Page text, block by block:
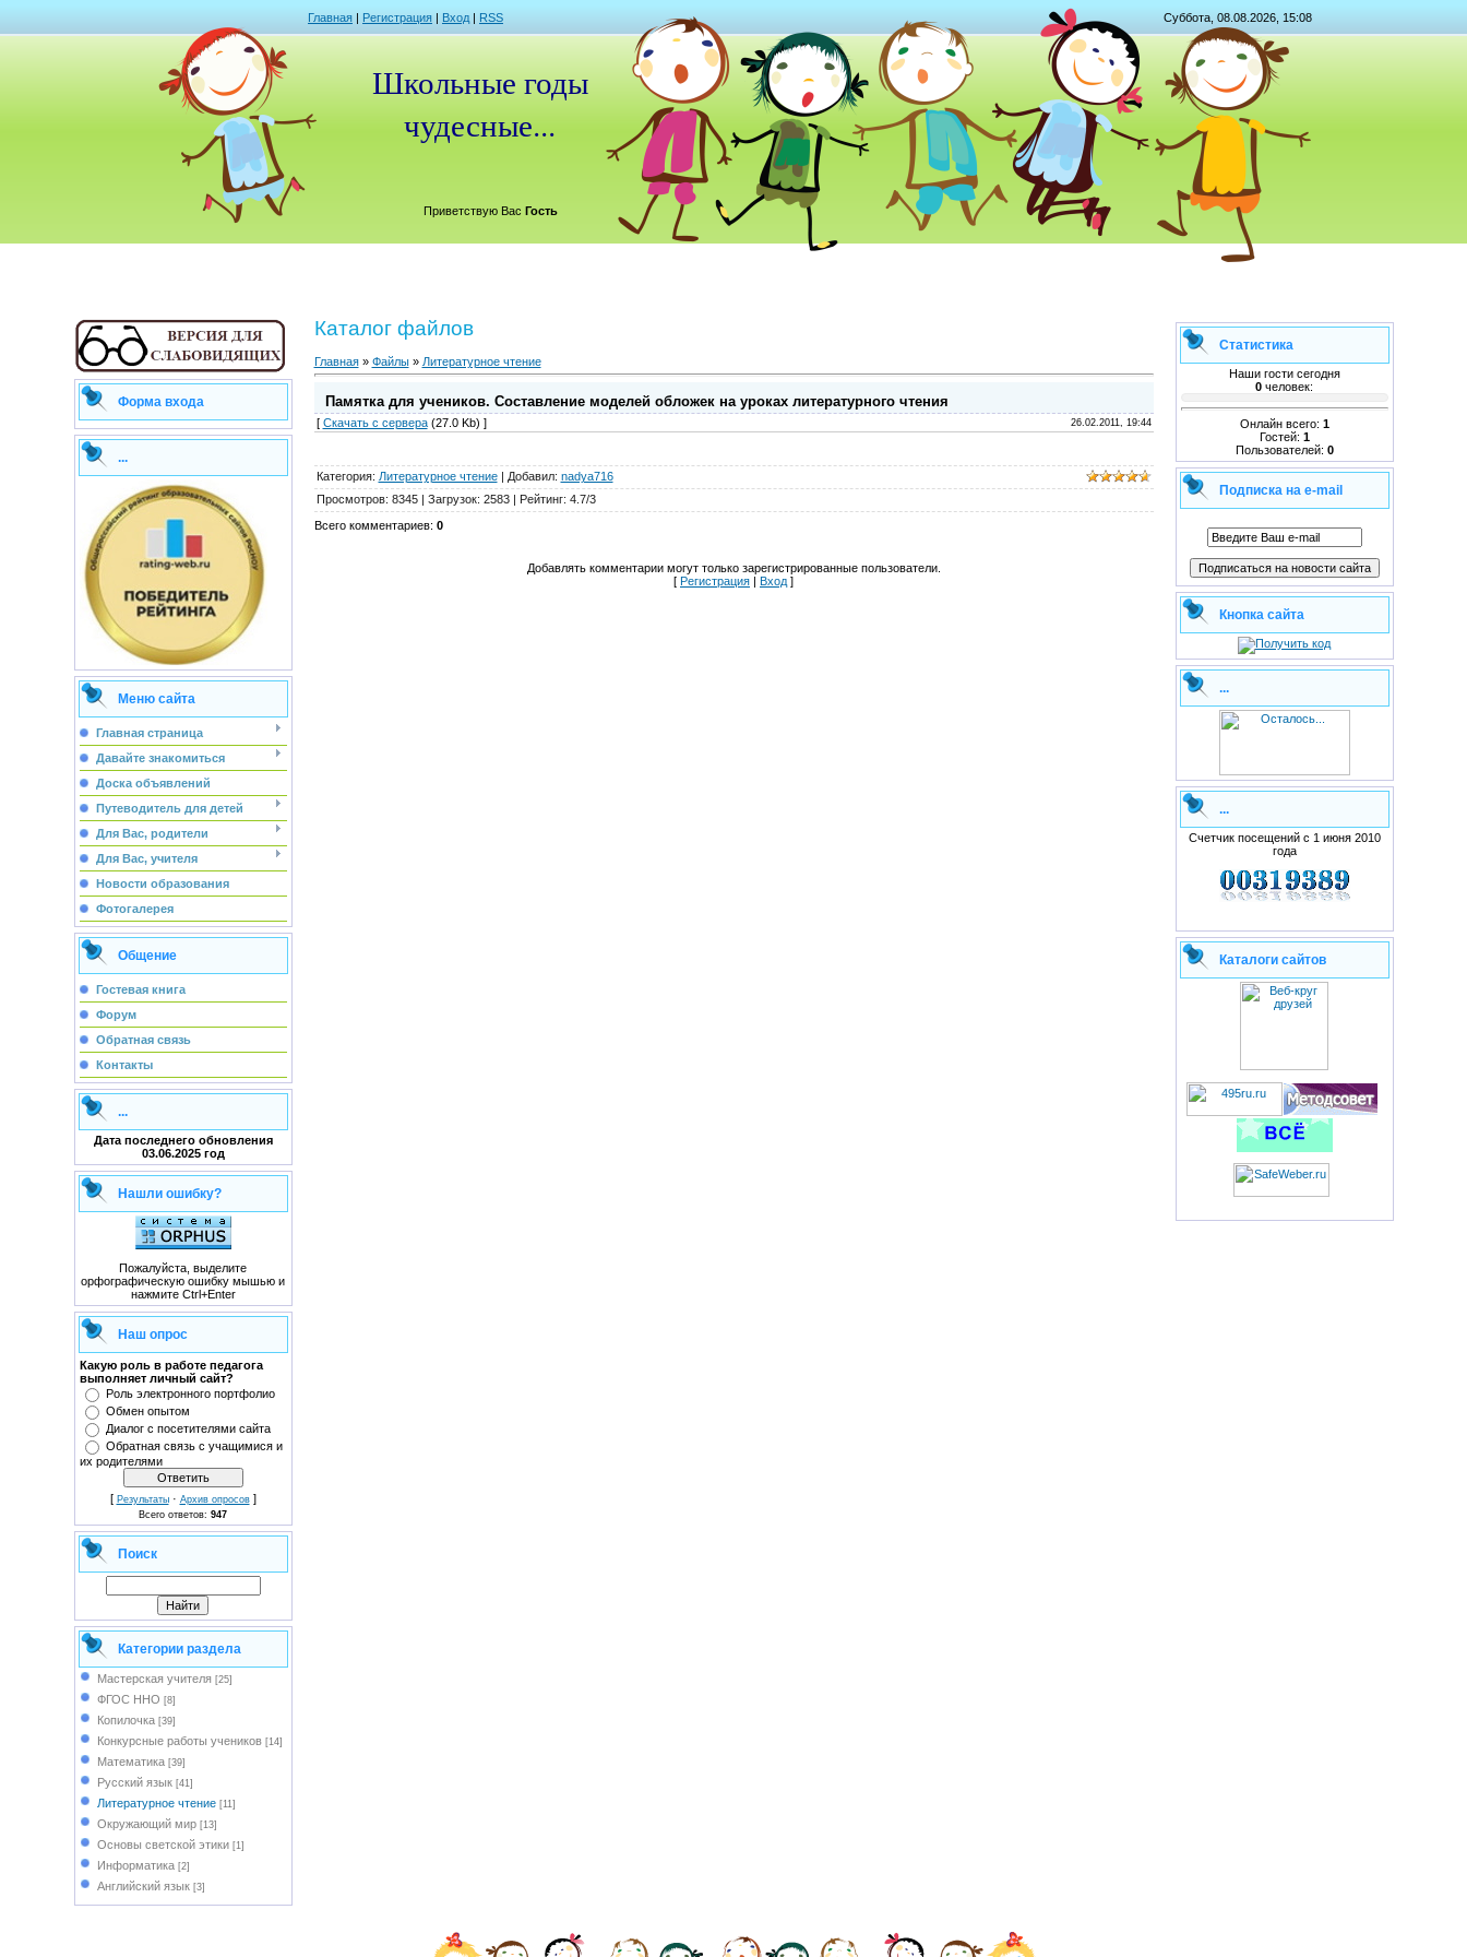
Главная | Регистрация | Вход | RSS Суббота, 08.08.2026, 15:08
Школьные годы
чудесные...
Приветствую Вас Гость
Форма входа
...
Меню сайта
Главная страница
Давайте знакомиться
Доска объявлений
Путеводитель для детей
Для Вас, родители
Для Вас, учителя
Новости образования
Фотогалерея
Общение
Гостевая книга
Форум
Обратная связь
Контакты
...
Дата последнего обновления
03.06.2025 год
Нашли ошибку?
Пожалуйста, выделите
орфографическую ошибку мышью и
нажмите Ctrl+Enter
Наш опрос
Какую роль в работе педагога
выполняет личный сайт?
Роль электронного портфолио
Обмен опытом
Диалог с посетителями сайта
Обратная связь с учащимися и
их родителями
[ Результаты· Архив опросов]
Всего ответов: 947
Поиск
Категории раздела
Мастерская учителя [25]
ФГОС ННО [8]
Копилочка [39]
Конкурсные работы учеников [14]
Математика [39]
Русский язык [41]
Литературное чтение [11]
Окружающий мир [13]
Основы светской этики [1]
Информатика [2]
Английский язык [3]
Каталог файлов
Главная» Файлы» Литературное чтение
Памятка для учеников. Составление моделей обложек на уроках литературного чтения
[ Скачать с сервера(27.0 Kb) ] 26.02.2011, 19:44
Категория: Литературное чтение| Добавил: nadya716
Просмотров: 8345| Загрузок: 2583 | Рейтинг: 4.7/3
Всего комментариев: 0
Добавлять комментарии могут только зарегистрированные пользователи.
[ Регистрация | Вход ]
Статистика
Наши гости сегодня
0 человек:
Онлайн всего: 1
Гостей: 1
Пользователей: 0
Подписка на e-mail
Кнопка сайта
...
...
Счетчик посещений с 1 июня 2010
года
Каталоги сайтов